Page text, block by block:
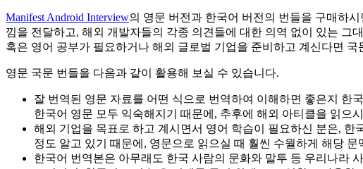
Manifest Android Interview의 영문 버전과 한국어 버전의 번들을 구매하
낌을 전달하고, 해외 개발자들의 각종 의견들에 대한 의역 없이 있는
혹은 영어 공부가 필요하거나 해외 글로벌 기업을 준비하고 계신다면
영문 국문 번들을 다음과 같이 활용해 보실 수 있습니다.
잘 번역된 영문 자료를 어떤 식으로 번역하여 이해하면 좋은지 한
한국어 영문 모두 익숙해지기 때문에, 추후에 해외 아티클을 읽으
해외 기업을 목표로 하고 계시면서 영어 학습이 필요하신 분은,
정도 알고 있기 때문에, 영문으로 읽으실 때 훨씬 수월하게 해당
한국어 번역본은 아무래도 한국 사람의 문화와 말투 등 우리나라